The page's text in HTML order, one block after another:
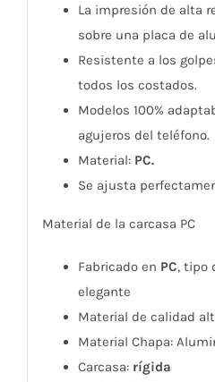
La impresión de alta
sobre una placa de
Resistente a los
todos los costados.
Modelos 100%
agujeros del teléfono.
Material: PC.
Se ajusta
Material de la carcasa PC
Fabricado en PC, tipo
elegante
Material de calidad
Material Chapa:
Carcasa:rígida